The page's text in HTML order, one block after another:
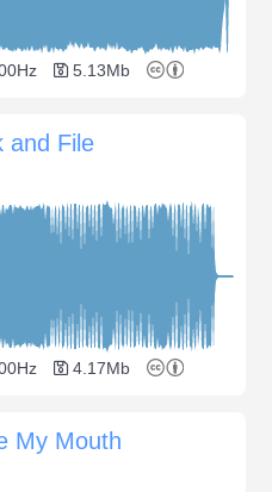
5.13Mb
and File
4.17Mb
My Mouth